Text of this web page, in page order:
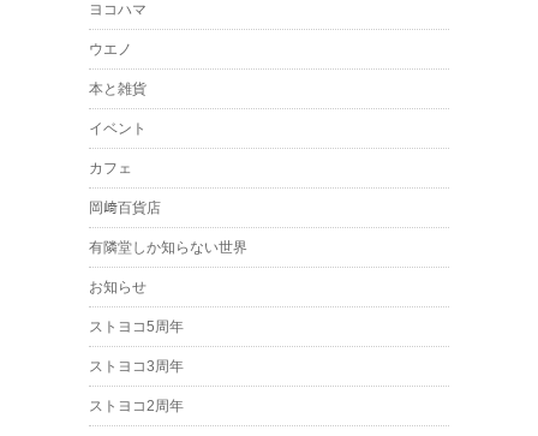
ヨコハマ
ウエノ
本と雑貨
イベント
カフェ
岡﨑百貨店
有隣堂しか知らない世界
お知らせ
ストヨコ5周年
ストヨコ3周年
ストヨコ2周年